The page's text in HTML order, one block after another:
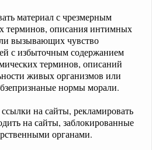
материал с чрезмерным
терминов, описания интимных
вызывающих чувство
с избыточным содержанием
терминов, описаний
живых организмов или
нормы морали.
на сайты, рекламировать
на сайты, заблокированные
органами.